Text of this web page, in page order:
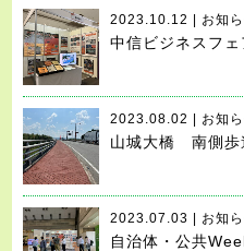
2023.10.12 | お知
中信ビジネスフェ
2023.08.02 | お知
山城大橋 南側歩
2023.07.03 | お知
自治体・公共